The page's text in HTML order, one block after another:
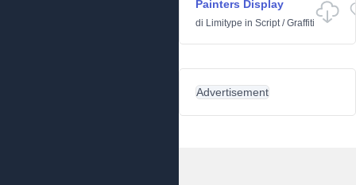
Painters Display
di Limitype in Script/Graffiti
Advertisement